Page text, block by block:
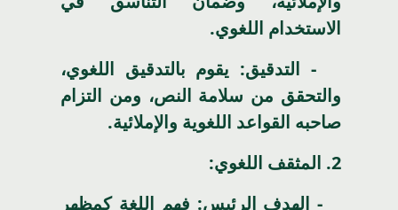
الاستخدام اللغوي.
- التدقيق: يقوم بالتدقيق اللغوي،
والتحقق من سلامة النص، ومن التزام
صاحبه القواعد اللغوية والإملائية.
2. المثقف اللغوي:
- الهدف الرئيس: فهم اللغة كمظهر